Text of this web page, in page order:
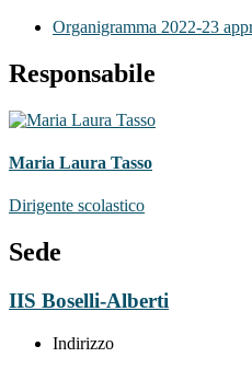
Organigramma 2022-23
Responsabile
Maria Laura Tasso
Dirigente scolastico
Sede
IIS Boselli-Alberti
Indirizzo